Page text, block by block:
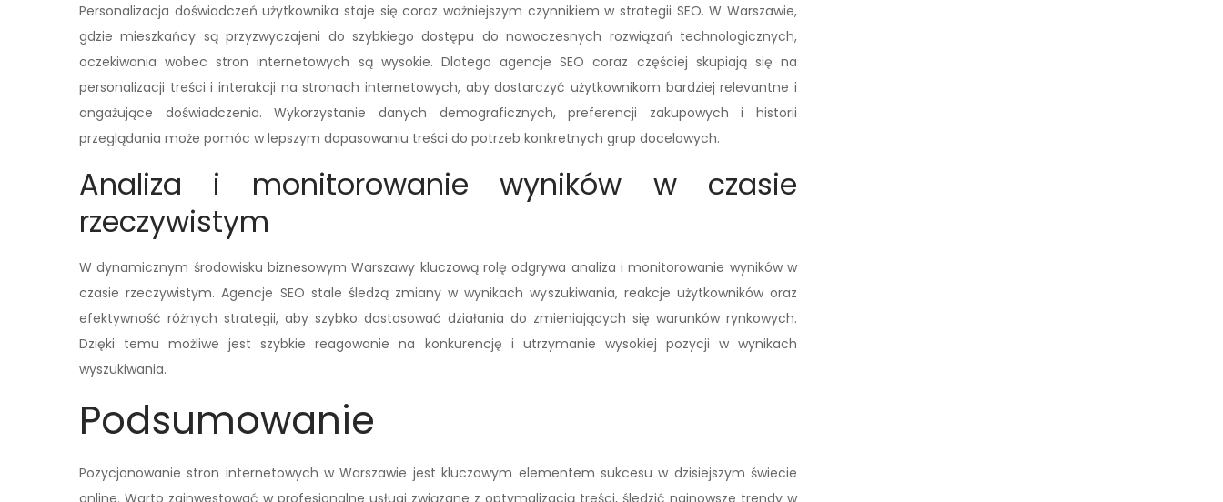
Personalizacja doświadczeń użytkownika staje się coraz ważniejszym czynnikiem w strategii SEO. W Warszawie,
gdzie mieszkańcy są przyzwyczajeni do szybkiego dostępu do nowoczesnych rozwiązań technologicznych,
oczekiwania wobec stron internetowych są wysokie. Dlatego agencje SEO coraz częściej skupiają się na
personalizacji treści i interakcji na stronach internetowych, aby dostarczyć użytkownikom bardziej relevantne i
angażujące doświadczenia. Wykorzystanie danych demograficznych, preferencji zakupowych i historii
przeglądania może pomóc w lepszym dopasowaniu treści do potrzeb konkretnych grup docelowych.
Analiza i monitorowanie wyników w czasie
rzeczywistym
W dynamicznym środowisku biznesowym Warszawy kluczową rolę odgrywa analiza i monitorowanie wyników w
czasie rzeczywistym. Agencje SEO stale śledzą zmiany w wynikach wyszukiwania, reakcje użytkowników oraz
efektywność różnych strategii, aby szybko dostosować działania do zmieniających się warunków rynkowych.
Dzięki temu możliwe jest szybkie reagowanie na konkurencję i utrzymanie wysokiej pozycji w wynikach
wyszukiwania.
Podsumowanie
Pozycjonowanie stron internetowych w Warszawie jest kluczowym elementem sukcesu w dzisiejszym świecie
online. Warto zainwestować w profesjonalne usługi związane z optymalizacją treści, śledzić najnowsze trendy w